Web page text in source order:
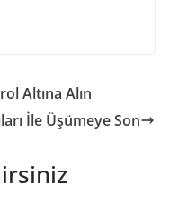
Altına Alın
İle Üşümeye Son